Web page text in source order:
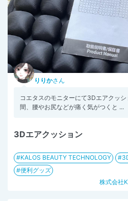
りりかさん
コエタスのモニターにて3Dエアクッ
間、腰やお尻などが痛く気がつくと ...
3Dエアクッション
KALOS BEAUTY TECHNOLOGY
便利グッズ
株式会社